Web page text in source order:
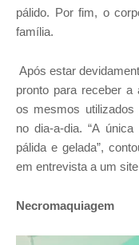
pálido. Por fim, o
família.
Após estar
pronto para receber
os mesmos utilizados
no dia-a-dia. “A
pálida e gelada”,
em entrevista a um
Necromaquiagem